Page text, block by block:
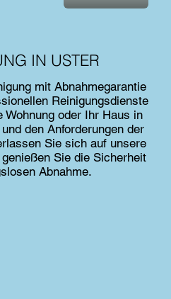
IN USTER
mit Abnahmegarantie
Reinigungsdienste
oder Ihr Haus in
den Anforderungen der
Sie sich auf unsere
Sie die Sicherheit
Abnahme.